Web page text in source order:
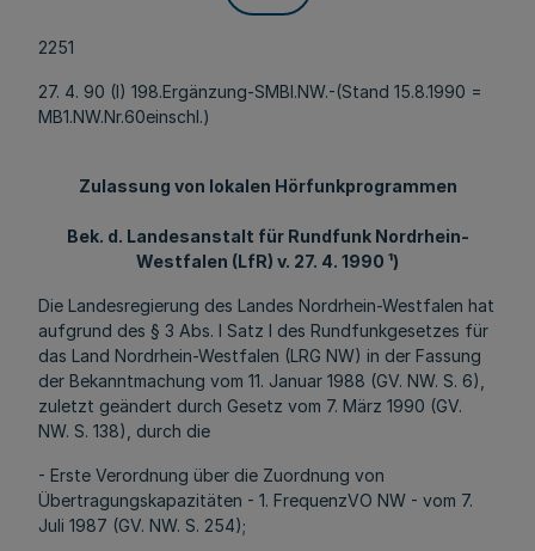
2251
27. 4. 90 (I) 198.Ergänzung-SMBl.NW.-(Stand 15.8.1990 =
MB1.NW.Nr.60einschl.)
Zulassung von lokalen Hörfunkprogrammen
Bek. d. Landesanstalt für Rundfunk Nordrhein-
Westfalen (LfR) v. 27. 4. 1990 ¹)
Die Landesregierung des Landes Nordrhein-Westfalen hat
aufgrund des § 3 Abs. l Satz l des Rundfunkgesetzes für
das Land Nordrhein-Westfalen (LRG NW) in der Fassung
der Bekanntmachung vom 11. Januar 1988 (GV. NW. S. 6),
zuletzt geändert durch Gesetz vom 7. März 1990 (GV.
NW. S. 138), durch die
- Erste Verordnung über die Zuordnung von
Übertragungskapazitäten - 1. FrequenzVO NW - vom 7.
Juli 1987 (GV. NW. S. 254);